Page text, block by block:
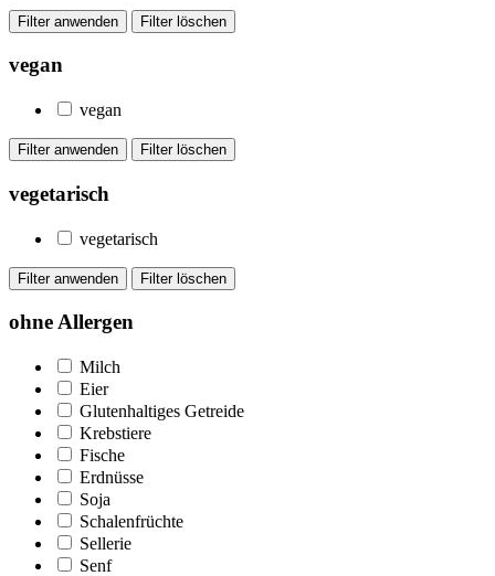
vegan
vegan
vegetarisch
vegetarisch
ohne Allergen
Milch
Eier
Glutenhaltiges Getreide
Krebstiere
Fische
Erdnüsse
Soja
Schalenfrüchte
Sellerie
Senf